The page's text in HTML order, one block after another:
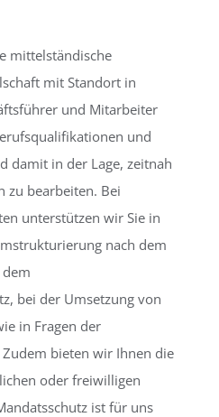
mittelständische
mit Standort in
und Mitarbeiter
und
damit in der Lage, zeitnah
zu bearbeiten. Bei
unterstützen wir Sie in
nach dem
bei der Umsetzung von
in Fragen der
bieten wir Ihnen die
oder freiwilligen
ist für uns